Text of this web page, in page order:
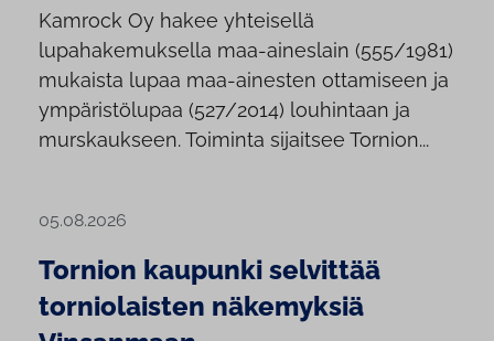
Kamrock Oy hakee yhteisellä
lupahakemuksella maa-aineslain (555/1981)
mukaista lupaa maa-ainesten ottamiseen ja
ympäristölupaa (527/2014) louhintaan ja
murskaukseen. Toiminta sijaitsee Tornion...
05.08.2026
Tornion kaupunki selvittää
torniolaisten näkemyksiä